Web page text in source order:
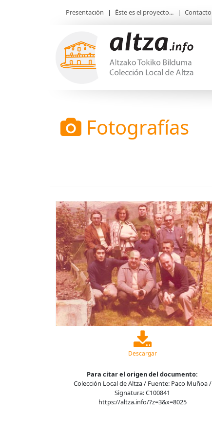
Presentación | Éste es el proyecto... | Contacto
Fotografías
Descargar
Para citar el origen del documento:
Colección Local de Altza / Fuente: Paco Muñoa /
Signatura: C100841
https://altza.info/?z=3&x=8025